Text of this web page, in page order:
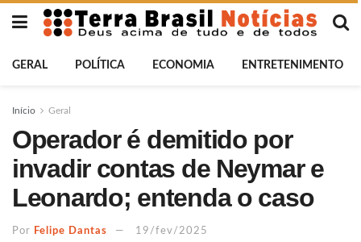
GERAL POLÍTICA ECONOMIA ENTRETENIMENTO
Início Geral
Operador é demitido por
invadir contas de Neymar e
Leonardo; entenda o caso
Por Felipe Dantas 19/fev/2025